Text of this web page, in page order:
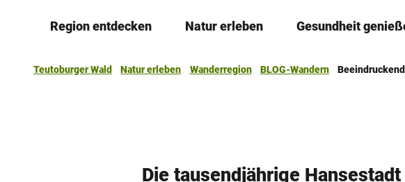
Region entdecken Natur erleben Gesundheit
Teutoburger Wald Natur erleben Wanderregion BLOG-Wandern
Die tausendjährige Hansestadt